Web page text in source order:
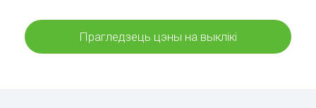
Прагледзець цэны на выклікі